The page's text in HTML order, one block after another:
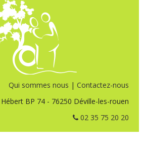
Qui sommes nous | Contactez-nous
BP 74 - 76250 Déville-les-rouen
02 35 75 20 20